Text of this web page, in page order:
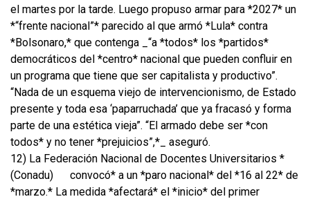
el martes por la tarde. Luego propuso armar para *2027* un
*“frente nacional”* parecido al que armó *Lula* contra
*Bolsonaro,* que contenga _“a *todos* los *partidos*
democráticos del *centro* nacional que pueden confluir en
un programa que tiene que ser capitalista y productivo”.
“Nada de un esquema viejo de intervencionismo, de Estado
presente y toda esa ‘paparruchada’ que ya fracasó y forma
parte de una estética vieja”. “El armado debe ser *con
todos* y no tener *prejuicios”,*_ aseguró.
12) La Federación Nacional de Docentes Universitarios *
(Conadu)
convocó* a un *paro nacional* del *16 al 22* de
*marzo.* La medida *afectará* el *inicio* del primer